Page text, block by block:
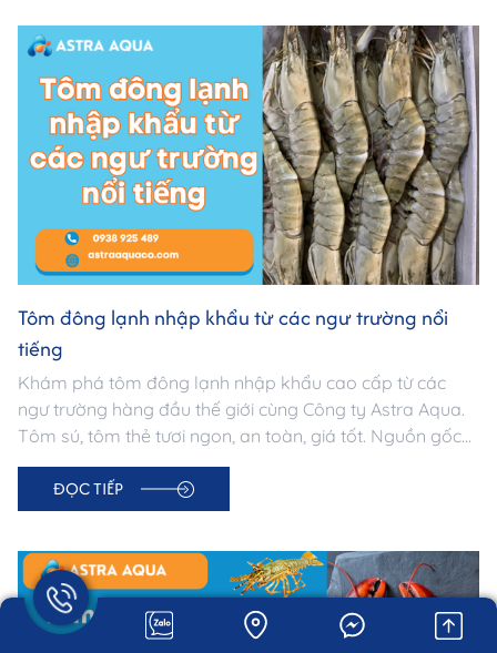
Tôm đông lạnh nhập khẩu từ các ngư trường nổi
tiếng
Khám phá tôm đông lạnh nhập khẩu cao cấp từ các
ngư trường hàng đầu thế giới cùng Công ty Astra Aqua.
Tôm sú, tôm thẻ tươi ngon, an toàn, giá tốt. Nguồn gốc
minh bạch – Đạt chuẩn xuất khẩu.
ĐỌC TIẾP